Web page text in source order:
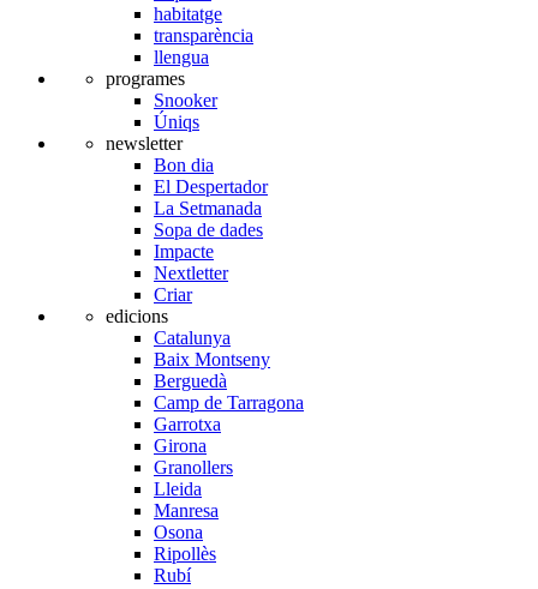
habitatge
transparència
llengua
programes
Snooker
Úniqs
newsletter
Bon dia
El Despertador
La Setmanada
Sopa de dades
Impacte
Nextletter
Criar
edicions
Catalunya
Baix Montseny
Berguedà
Camp de Tarragona
Garrotxa
Girona
Granollers
Lleida
Manresa
Osona
Ripollès
Rubí